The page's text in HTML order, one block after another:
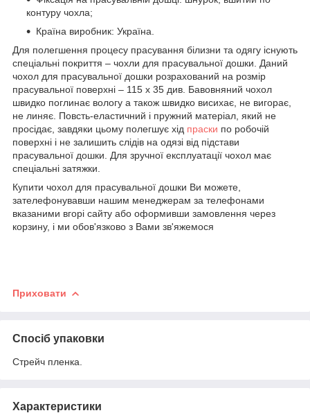
контуру чохла;
Країна виробник: Україна.
Для полегшення процесу прасування білизни та одягу існують
спеціальні покриття – чохли для прасувальної дошки. Даний
чохол для прасувальної дошки розрахований на розмір
прасувальної поверхні – 115 х 35 див. Бавовняний чохол
швидко поглинає вологу а також швидко висихає, не вигорає,
не линяє. Повсть-еластичний і пружний матеріал, який не
просідає, завдяки цьому полегшує хід праски по робочій
поверхні і не залишить слідів на одязі від підстави
прасувальної дошки. Для зручної експлуатації чохол має
спеціальні затяжки.
Купити чохол для прасувальної дошки Ви можете,
зателефонувавши нашим менеджерам за телефонами
вказаними вгорі сайту або оформивши замовлення через
корзину, і ми обов'язково з Вами зв'яжемося
Приховати
Спосіб упаковки
Стрейч пленка.
Характеристики